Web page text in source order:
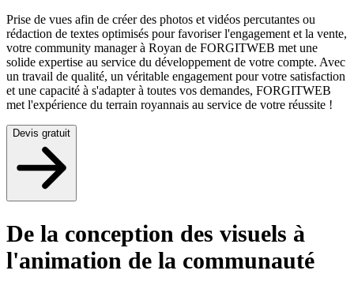
Prise de vues afin de créer des photos et vidéos percutantes ou
rédaction de textes optimisés pour favoriser l'engagement et la vente,
votre community manager à Royan de FORGITWEB met une
solide expertise au service du développement de votre compte. Avec
un travail de qualité, un véritable engagement pour votre satisfaction
et une capacité à s'adapter à toutes vos demandes, FORGITWEB
met l'expérience du terrain royannais au service de votre réussite !
Devis gratuit
De la conception des visuels à
l'animation de la communauté